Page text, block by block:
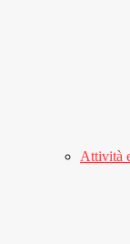
Attività